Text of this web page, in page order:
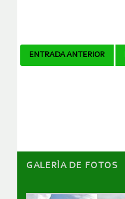
Navegador
ENTRADA ANTERIOR
GALERÌA DE FOTOS